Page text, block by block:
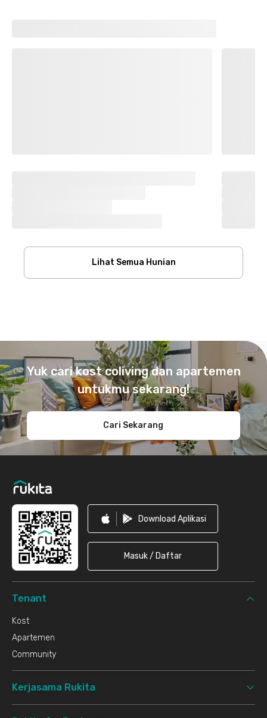
Lihat Semua Hunian
Yuk cari kost coliving dan apartemen
untukmu sekarang!
Cari Sekarang
Download Aplikasi
Masuk / Daftar
Tenant
Kost
Apartemen
Community
Kerjasama Rukita